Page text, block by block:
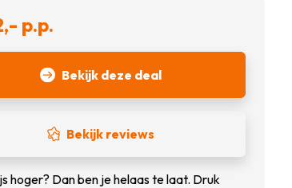
p.p.
Bekijk deze deal
Bekijk reviews
hoger? Dan ben je helaas te laat. Druk